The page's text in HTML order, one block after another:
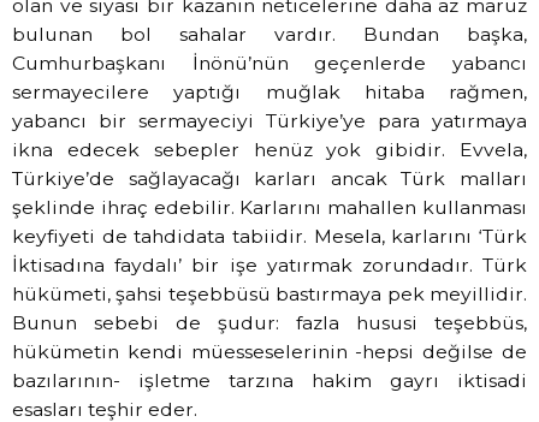
olan ve siyasi bir kazanın neticelerine daha az maruz
bulunan bol sahalar vardır. Bundan başka,
Cumhurbaşkanı İnönü’nün geçenlerde yabancı
sermayecilere yaptığı muğlak hitaba rağmen,
yabancı bir sermayeciyi Türkiye’ye para yatırmaya
ikna edecek sebepler henüz yok gibidir. Evvela,
Türkiye’de sağlayacağı karları ancak Türk malları
şeklinde ihraç edebilir. Karlarını mahallen kullanması
keyfiyeti de tahdidata tabiidir. Mesela, karlarını ‘Türk
İktisadına faydalı’ bir işe yatırmak zorundadır. Türk
hükümeti, şahsi teşebbüsü bastırmaya pek meyillidir.
Bunun sebebi de şudur: fazla hususi teşebbüs,
hükümetin kendi müesseselerinin -hepsi değilse de
bazılarının- işletme tarzına hakim gayrı iktisadi
esasları teşhir eder.